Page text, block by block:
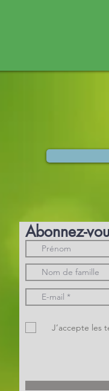
Abonnez-
J’accepte les